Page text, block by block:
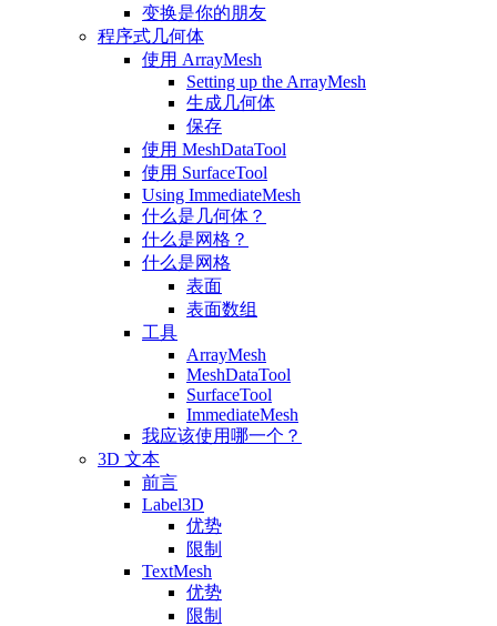
变换是你的朋友
程序式几何体
使用 ArrayMesh
Setting up the ArrayMesh
生成几何体
保存
使用 MeshDataTool
使用 SurfaceTool
Using ImmediateMesh
什么是几何体？
什么是网格？
什么是网格
表面
表面数组
工具
ArrayMesh
MeshDataTool
SurfaceTool
ImmediateMesh
我应该使用哪一个？
3D 文本
前言
Label3D
优势
限制
TextMesh
优势
限制